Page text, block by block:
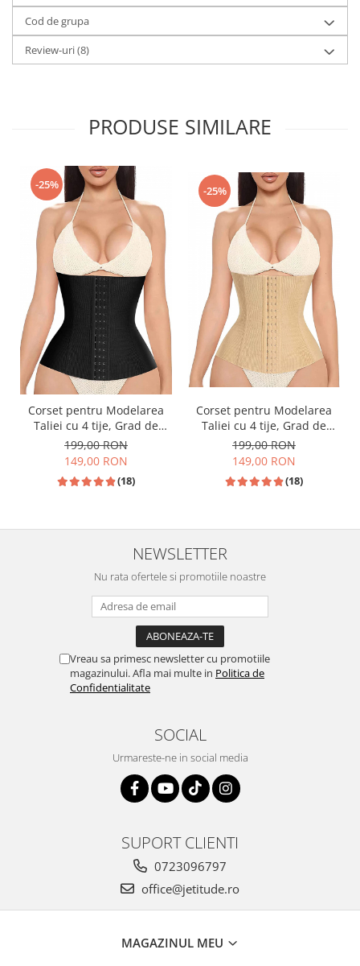
Cod de grupa
Review-uri(8)
PRODUSE SIMILARE
-25%
Corset pentru Modelarea
Taliei cu 4 tije, Grad de
Compresie Mediu, Negru
199,00 RON
149,00 RON
(18)
-25%
Corset pentru Modelarea
Taliei cu 4 tije, Grad de
Compresie Mediu, Bej
199,00 RON
149,00 RON
(18)
NEWSLETTER
Nu rata ofertele si promotiile noastre
Vreau sa primesc newsletter cu promotiile
magazinului. Afla mai multe in Politica de
Confidentialitate
SOCIAL
Urmareste-ne in social media
SUPORT CLIENTI
0723096797
office@jetitude.ro
MAGAZINUL MEU